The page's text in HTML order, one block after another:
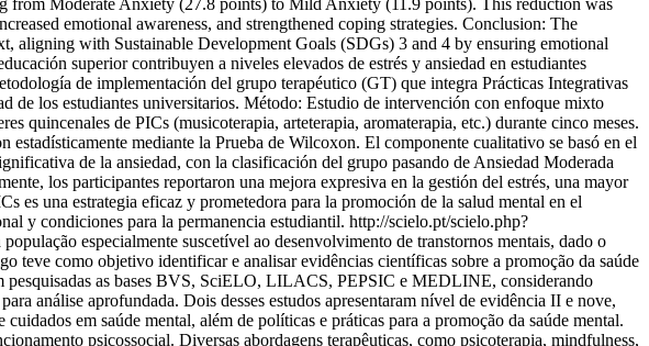
from Moderate Anxiety (27.8 points) to Mild Anxiety (11.9 points). This reduction was
emotional awareness, and strengthened coping strategies. Conclusion: The
aligning with Sustainable Development Goals (SDGs) 3 and 4 by ensuring emotional
superior contribuyen a niveles elevados de estrés y ansiedad en estudiantes
de implementación del grupo terapéutico (GT) que integra Prácticas Integrativas
de los estudiantes universitarios. Método: Estudio de intervención con enfoque mixto
quincenales de PICs (musicoterapia, arteterapia, aromaterapia, etc.) durante cinco meses.
mediante la Prueba de Wilcoxon. El componente cualitativo se basó en el
de la ansiedad, con la clasificación del grupo pasando de Ansiedad Moderada
los participantes reportaron una mejora expresiva en la gestión del estrés, una mayor
es una estrategia eficaz y prometedora para la promoción de la salud mental en el
y condiciones para la permanencia estudiantil. http://scielo.pt/scielo.php?
especialmente suscetível ao desenvolvimento de transtornos mentais, dado o
teve como objetivo identificar e analisar evidências científicas sobre a promoção da saúde
pesquisadas as bases BVS, SciELO, LILACS, PEPSIC e MEDLINE, considerando
análise aprofundada. Dois desses estudos apresentaram nível de evidência II e nove,
em saúde mental, além de políticas e práticas para a promoção da saúde mental.
psicossocial. Diversas abordagens terapêuticas, como psicoterapia, mindfulness,